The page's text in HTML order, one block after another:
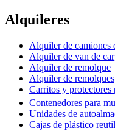
Alquileres
Alquiler de camiones
Alquiler de van de
Alquiler de remolque
Alquiler de remolques
Carritos y protectores
Contenedores para
Unidades de
Cajas de plástico